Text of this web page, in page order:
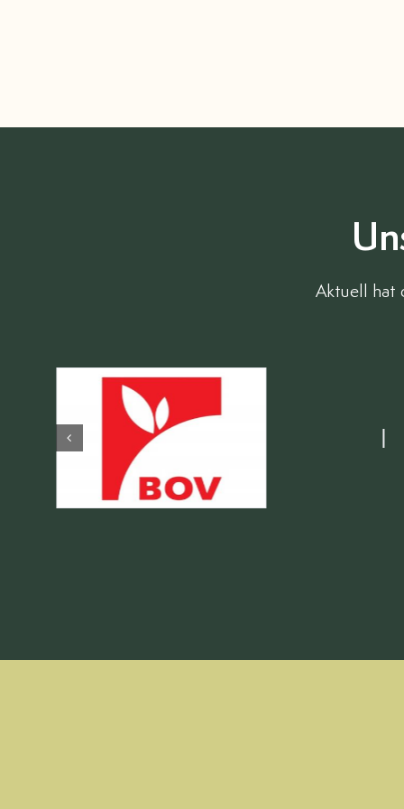
Aktuell hat